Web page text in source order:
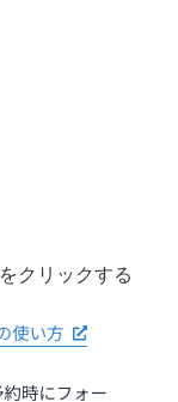
をクリックする